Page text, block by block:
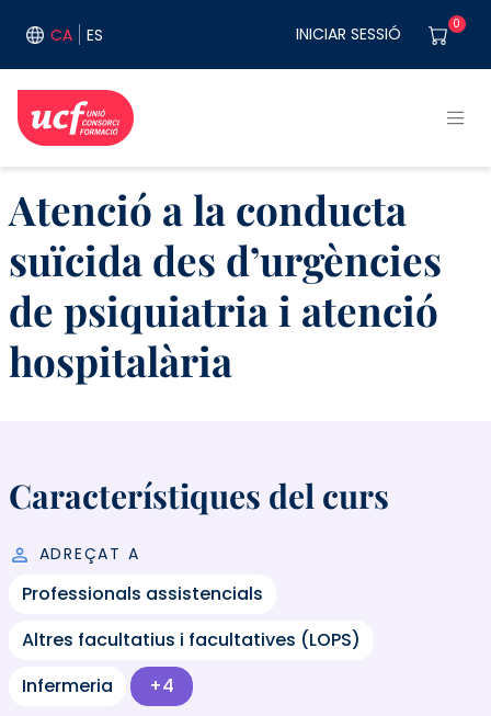
CA ES User
INICIAR SESSIÓ 0
Atenció a la conducta
suïcida des d’urgències
de psiquiatria i atenció
hospitalària
Característiques del curs
ADREÇAT A
Professionals assistencials
Altres facultatius i facultatives (LOPS)
Infermeria
+4